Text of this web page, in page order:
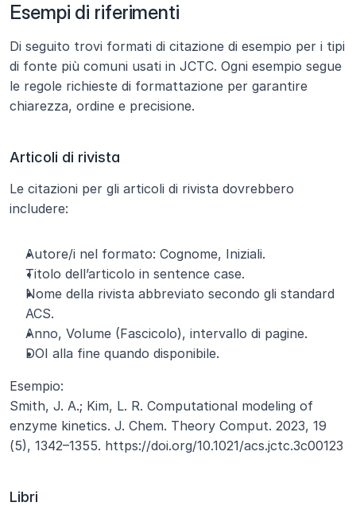
Esempi di riferimenti
Di seguito trovi formati di citazione di esempio per i tipi
di fonte più comuni usati in JCTC. Ogni esempio segue
le regole richieste di formattazione per garantire
chiarezza, ordine e precisione.
Articoli di rivista
Le citazioni per gli articoli di rivista dovrebbero
includere:
Autore/i nel formato: Cognome, Iniziali.
Titolo dell’articolo in sentence case.
Nome della rivista abbreviato secondo gli standard
ACS.
Anno, Volume (Fascicolo), intervallo di pagine.
DOI alla fine quando disponibile.
Esempio:
Smith, J. A.; Kim, L. R. Computational modeling of
enzyme kinetics. J. Chem. Theory Comput. 2023, 19
(5), 1342–1355. https://doi.org/10.1021/acs.jctc.3c00123
Libri